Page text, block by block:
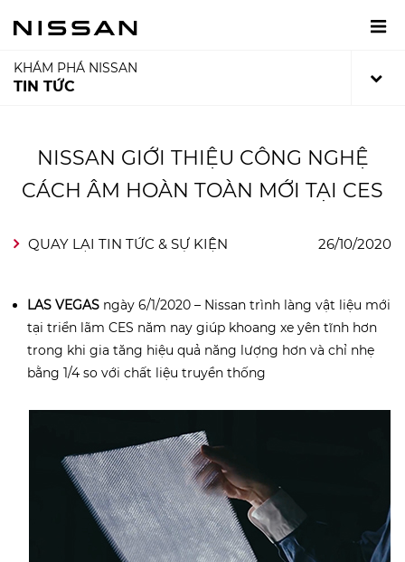
KHÁM PHÁ NISSAN
TIN TỨC
NISSAN GIỚI THIỆU CÔNG NGHỆ
CÁCH ÂM HOÀN TOÀN MỚI TẠI CES
QUAY LẠI TIN TỨC & SỰ KIỆN 26/10/2020
LAS VEGAS ngày 6/1/2020 – Nissan trình làng vật liệu mới
tại triển lãm CES năm nay giúp khoang xe yên tĩnh hơn
trong khi gia tăng hiệu quả năng lượng hơn và chỉ nhẹ
bằng 1/4 so với chất liệu truyền thống